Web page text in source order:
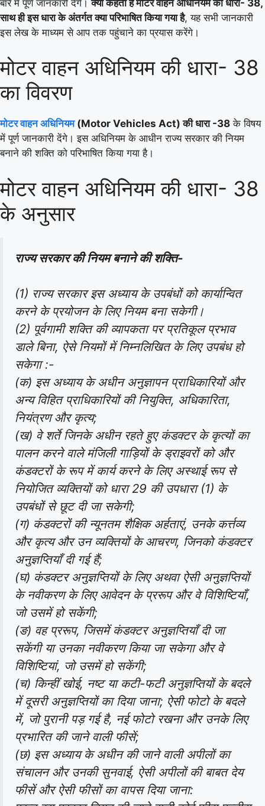
बारे में पूर्ण जानकारी देंगे।क्या कहती है मोटर वाहन अधिनियम की धारा- 38,
साथ ही इस धारा के अंतर्गत क्या परिभाषित किया गया है, यह सभी जानकारी
इस लेख के माध्यम से आप तक पहुंचाने का प्रयास करेंगे।
मोटर वाहन अधिनियम की धारा- 38
का विवरण
मोटर वाहन अधिनियम(Motor Vehicles Act) की धारा -38 के विषय
में पूर्ण जानकारी देंगे। इस अधिनियम के आधीन राज्य सरकार की नियम
बनाने की शक्ति को परिभाषित किया गया है।
मोटर वाहन अधिनियम की धारा- 38
के अनुसार
राज्य सरकार की नियम बनाने की शक्ति-
(1) राज्य सरकार इस अध्याय के उपबंधों को कार्यान्वित
करने के प्रयोजन के लिए नियम बना सकेगी।
(2) पूर्वगामी शक्ति की व्यापकता पर प्रतिकूल प्रभाव
डाले बिना, ऐसे नियमों में निम्नलिखित के लिए उपबंध हो
सकेगा :-
(क) इस अध्याय के अधीन अनुज्ञापन प्राधिकारियों और
अन्य विहित प्राधिकारियों की नियुक्ति, अधिकारिता,
नियंत्रण और कृत्य;
(ख) वे शर्ते जिनके अधीन रहते हुए कंडक्टर के कृत्यों का
पालन करने वाले मंजिली गाड़ियों के ड्राइवरों को और
कंडक्टरों के रूप में कार्य करने के लिए अस्थाई रूप से
नियोजित व्यक्तियों को धारा 29 की उपधारा (1) के
उपबंधों से छूट दी जा सकेगी;
(ग) कंडक्टरों की न्यूनतम शैक्षिक अर्हताएं, उनके कर्त्तव्य
और कृत्य और उन व्यक्तियों के आचरण, जिनको कंडक्टर
अनुज्ञप्तियाँ दी गई हैं;
(घ) कंडक्टर अनुज्ञप्तियों के लिए अथवा ऐसी अनुज्ञप्तियों
के नवीकरण के लिए आवेदन के प्ररूप और वे विशिष्टियाँ,
जो उसमें हो सकेंगी;
(ङ) वह प्ररूप, जिसमें कंडक्टर अनुज्ञप्तियाँ दी जा
सकेंगी या उनका नवीकरण किया जा सकेगा और वे
विशिष्टियां, जो उसमें हो सकेंगी;
(च) किन्हीं खोई, नष्ट या कटी-फटी अनुज्ञप्तियों के बदले
में दूसरी अनुज्ञप्तियों का दिया जाना; ऐसी फोटो के बदले
में, जो पुरानी पड़ गई है, नई फोटो रखना और उनके लिए
प्रभारित की जाने वाली फीसें;
(छ) इस अध्याय के अधीन की जाने वाली अपीलों का
संचालन और उनकी सुनवाई, ऐसी अपीलों की बाबत देय
फीसें और ऐसी फीसों का वापस दिया जाना: